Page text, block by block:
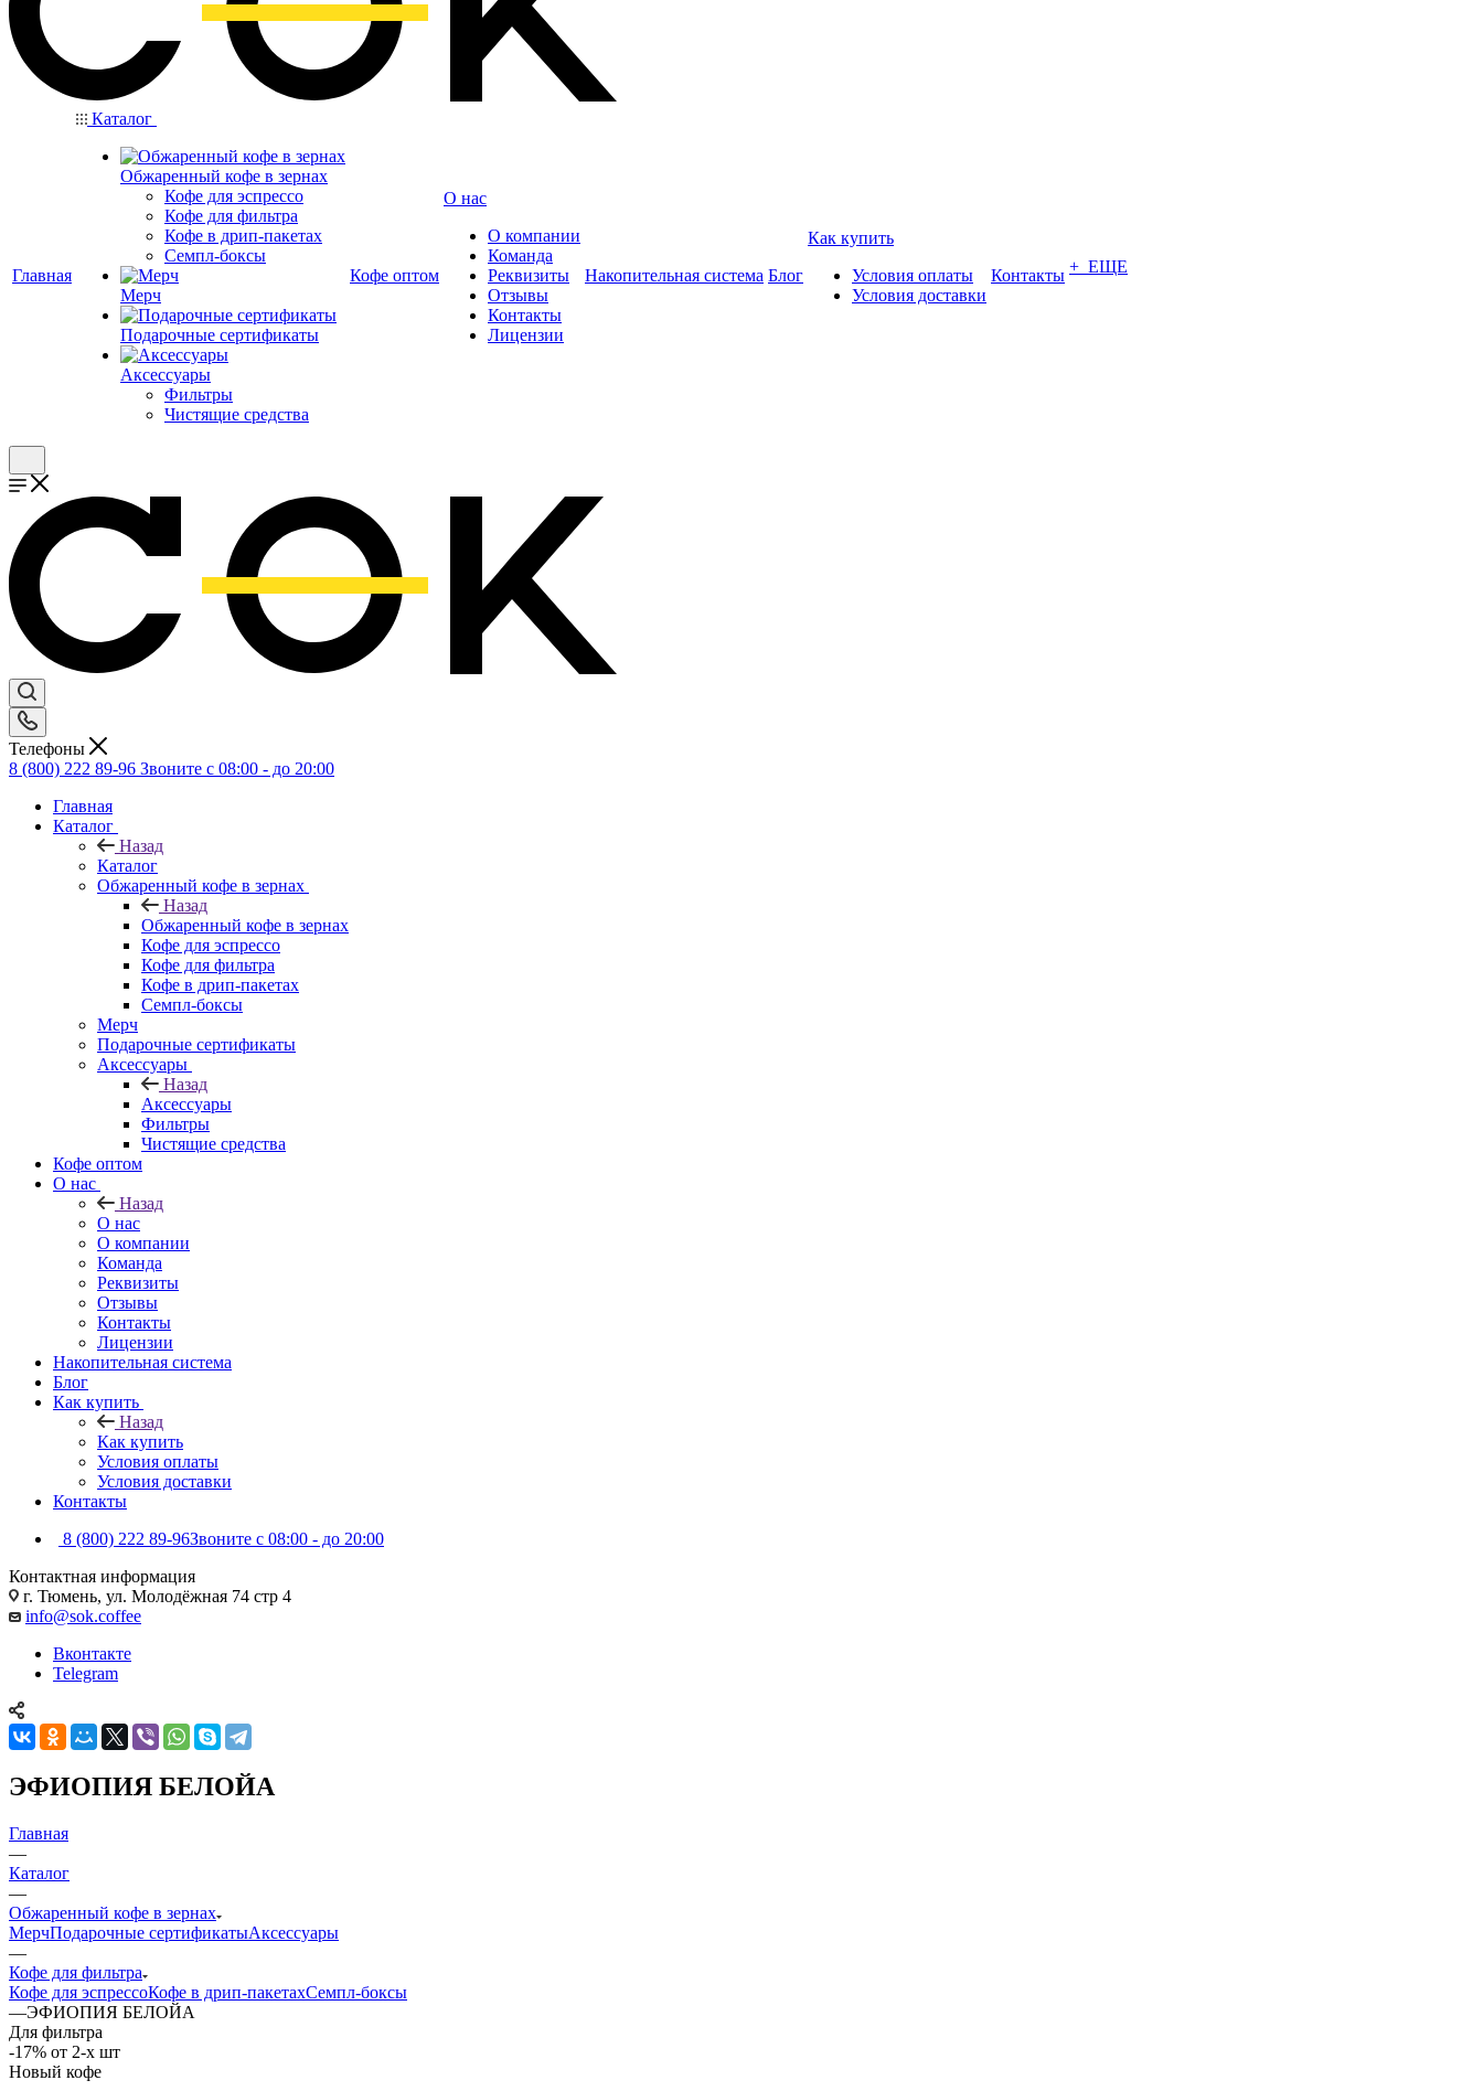
Главная
Каталог
Обжаренный кофе в зернах
Кофе для эспрессо
Кофе для фильтра
Кофе в дрип-пакетах
Семпл-боксы
Мерч
Подарочные сертификаты
Аксессуары
Фильтры
Чистящие средства
Кофе оптом
О нас
О компании
Команда
Реквизиты
Отзывы
Контакты
Лицензии
Накопительная система Блог
Как купить
Условия оплаты
Условия доставки
Контакты + ЕЩЕ
Телефоны
8 (800) 222 89-96 Звоните с 08:00 - до 20:00
Главная
Каталог
Назад
Каталог
Обжаренный кофе в зернах
Назад
Обжаренный кофе в зернах
Кофе для эспрессо
Кофе для фильтра
Кофе в дрип-пакетах
Семпл-боксы
Мерч
Подарочные сертификаты
Аксессуары
Назад
Аксессуары
Фильтры
Чистящие средства
Кофе оптом
О нас
Назад
О нас
О компании
Команда
Реквизиты
Отзывы
Контакты
Лицензии
Накопительная система
Блог
Как купить
Назад
Как купить
Условия оплаты
Условия доставки
Контакты
8 (800) 222 89-96Звоните с 08:00 - до 20:00
Контактная информация
г. Тюмень, ул. Молодёжная 74 стр 4
info@sok.coffee
Вконтакте
Telegram
ЭФИОПИЯ БЕЛОЙА
Главная
—
Каталог
—
Обжаренный кофе в зернах
МерчПодарочные сертификатыАксессуары
—
Кофе для фильтра
Кофе для эспрессоКофе в дрип-пакетахСемпл-боксы
—ЭФИОПИЯ БЕЛОЙА
Для фильтра
-17% от 2-х шт
Новый кофе